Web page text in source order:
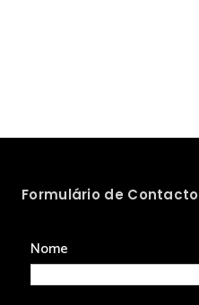
Formulário de Contacto
Nome